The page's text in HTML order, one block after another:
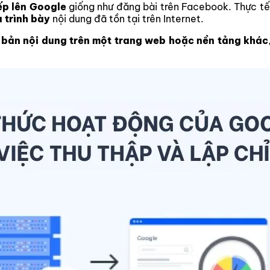
lên Googlegiống như đăng bài trên Facebook. Thực
trình bày nội dung đã tồn tại trên Internet.
nội dung trên một trang web hoặc nền tảng khác